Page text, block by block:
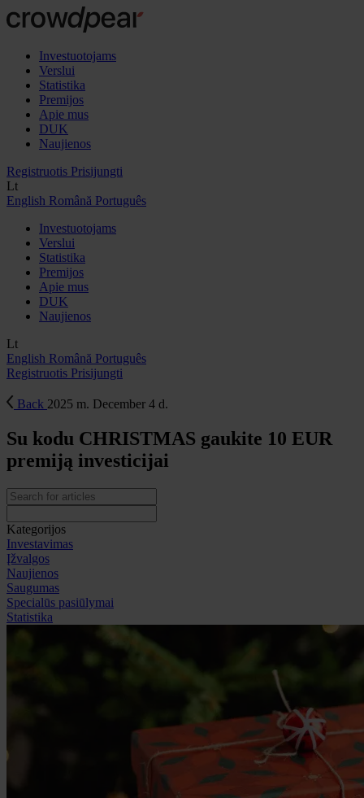
Investuotojams
Verslui
Statistika
Premijos
Apie mus
DUK
Naujienos
Registruotis Prisijungti
Lt
English Română Português
Investuotojams
Verslui
Statistika
Premijos
Apie mus
DUK
Naujienos
Lt
English Română Português
Registruotis Prisijungti
Back 2025 m. December 4 d.
Su kodu CHRISTMAS gaukite 10 EUR
premiją investicijai
Kategorijos
Investavimas
Įžvalgos
Naujienos
Saugumas
Specialūs pasiūlymai
Statistika